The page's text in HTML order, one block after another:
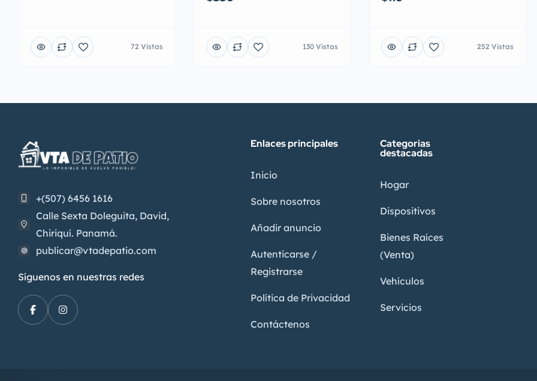
72 Vistas 130 Vistas 252 Vistas
+(507) 6456 1616
Calle Sexta Doleguita, David,
Chiriquí. Panamá.
publicar@vtadepatio.com
Síguenos en nuestras redes
Enlaces principales
Inicio
Sobre nosotros
Añadir anuncio
Autenticarse /
Registrarse
Política de Privacidad
Contáctenos
Categorias
destacadas
Hogar
Dispositivos
Bienes Raíces
(Venta)
Vehículos
Servicios